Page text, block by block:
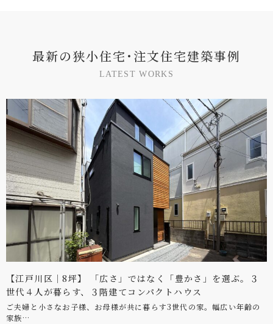
最新の狭小住宅 ･ 注文住宅建築事例
L ATE S T WORK S
【江戸川区｜8坪】 「広さ」ではなく「豊かさ」を選ぶ。３
世代４人が暮らす、３階建てコンパクトハウス
ご夫婦と小さなお子様、お母様が共に暮らす3世代の家。幅広い年齢の
家族…